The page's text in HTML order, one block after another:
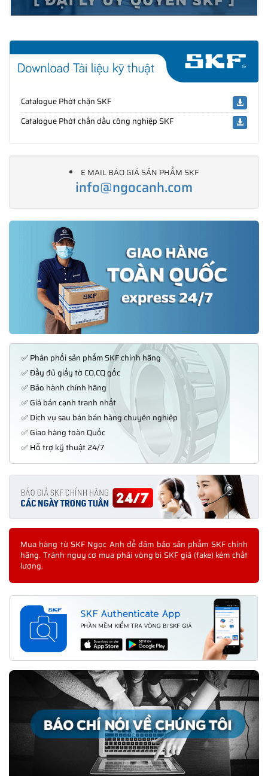
Catalogue Phớt chặn SKF
Catalogue Phớt chắn dầu công nghiệp SKF
E MAIL BÁO GIÁ SẢN PHẨM SKF
info@ngocanh.com
✅ Phân phối sản phẩm SKF chính hãng
✅ Đầy đủ giấy tờ CO,CQ gốc
✅ Bảo hành chính hãng
✅ Giá bán cạnh tranh nhất
✅ Dịch vụ sau bán bán hàng chuyên nghiệp
✅ Giao hàng toàn Quốc
✅ Hỗ trợ kỹ thuật 24/7
Mua hàng từ SKF Ngọc Anh để đảm bảo sản phẩm SKF chính
hãng. Tránh nguy cơ mua phải vòng bi SKF giả (fake) kém chất
lượng.